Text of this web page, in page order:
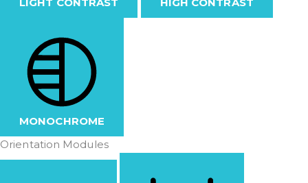
MONOCHROME
Orientation Modules